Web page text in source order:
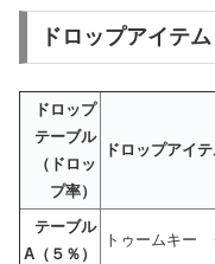
ドロップアイテム
ドロップ
テーブル
（ドロッ
プ率）
ドロップアイ
テーブル
A（５％）
トゥームキー